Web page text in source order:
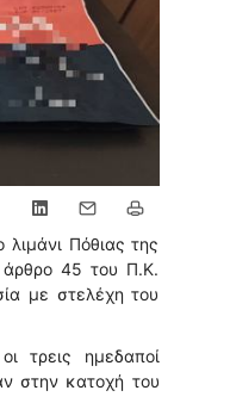
Πόθιας της
άρθρο 45 του Π.Κ.
με στελέχη του
τρεις ημεδαποί
στην κατοχή του